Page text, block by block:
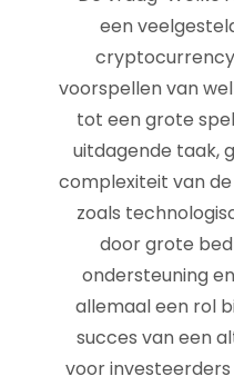
een
voorspellen van
tot een grote
uitdagende taak,
complexiteit van
zoals
door grote
ondersteuning
allemaal een rol
succes van een
voor